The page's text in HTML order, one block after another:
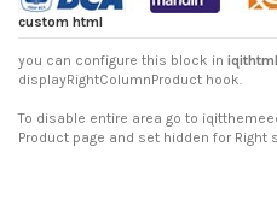
custom html
you can configure this block in
displayRightColumnProduct hook.
To disable entire area go to
Product page and set hidden for Right